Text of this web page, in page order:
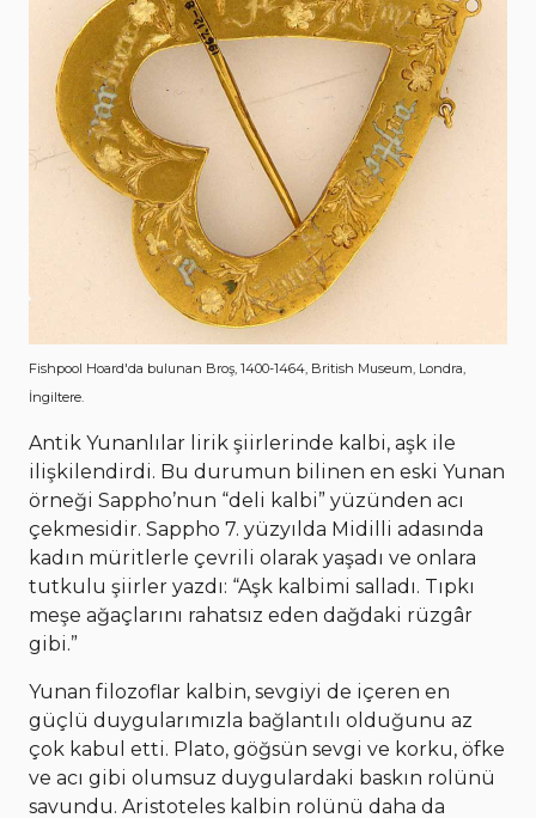
Fishpool Hoard'da bulunan Broş, 1400-1464, British Museum, Londra,
İngiltere.
Antik Yunanlılar lirik şiirlerinde kalbi, aşk ile
ilişkilendirdi. Bu durumun bilinen en eski Yunan
örneği Sappho’nun “deli kalbi” yüzünden acı
çekmesidir. Sappho 7. yüzyılda Midilli adasında
kadın müritlerle çevrili olarak yaşadı ve onlara
tutkulu şiirler yazdı: “Aşk kalbimi salladı. Tıpkı
meşe ağaçlarını rahatsız eden dağdaki rüzgâr
gibi.”
Yunan filozoflar kalbin, sevgiyi de içeren en
güçlü duygularımızla bağlantılı olduğunu az
çok kabul etti. Plato, göğsün sevgi ve korku, öfke
ve acı gibi olumsuz duygulardaki baskın rolünü
savundu. Aristoteles kalbin rolünü daha da